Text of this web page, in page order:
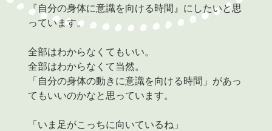
『自分の身体に意識を向ける時間』にしたいと思
っています。
全部はわからなくてもいい。
全部はわからなくて当然。
「自分の身体の動きに意識を向ける時間」があっ
てもいいのかなと思っています。
「いま足がこっちに向いているね」